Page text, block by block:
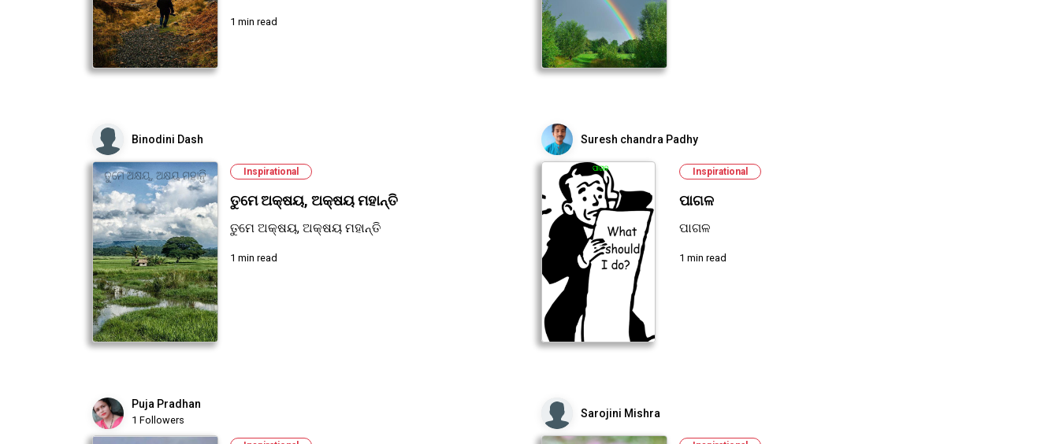
1 min read
Binodini Dash
Inspirational
ତୁମେ ଅକ୍ଷୟ, ଅକ୍ଷୟ ମହାନ୍ତି
ତୁମେ ଅକ୍ଷୟ, ଅକ୍ଷୟ ମହାନ୍ତି
1 min read
Suresh chandra Padhy
Inspirational
ପାଗଳ
ପାଗଳ
1 min read
Puja Pradhan
1 Followers
Sarojini Mishra